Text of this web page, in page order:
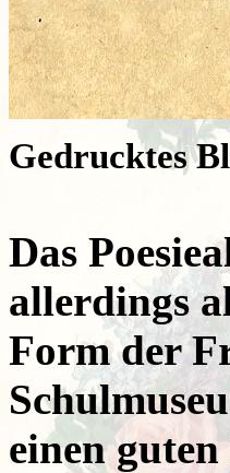
Gedrucktes
Das
allerdings
Form der
einen